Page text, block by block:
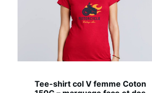
Tee-shirt col V femme Coton